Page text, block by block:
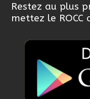
Restez au plus
mettez le ROCC